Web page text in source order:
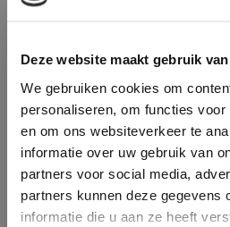
Deze website maakt gebruik
We gebruiken cookies om
personaliseren, om functies
en om ons websiteverkeer te
informatie over uw gebruik van
partners voor social media,
partners kunnen deze gegevens
informatie die u aan ze heeft
Aanbevolen accessoires